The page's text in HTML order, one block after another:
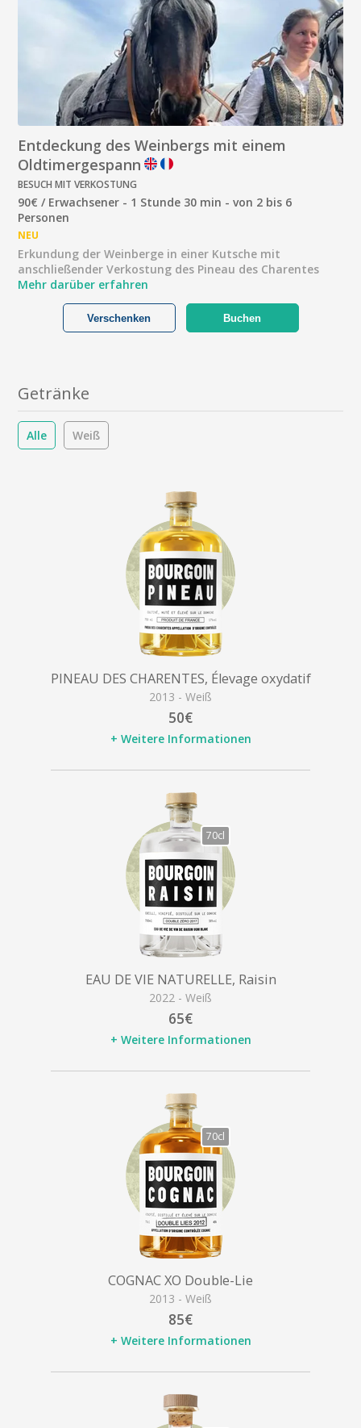
Entdeckung des Weinbergs mit einem
Oldtimergespann
BESUCH MIT VERKOSTUNG
90€ / Erwachsener - 1 Stunde 30 min - von 2 bis 6
Personen
NEU
Erkundung der Weinberge in einer Kutsche mit
anschließender Verkostung des Pineau des Charentes
Mehr darüber erfahren
Buchen
Verschenken
Getränke
Alle Weiß
PINEAU DES CHARENTES, Élevage oxydatif
2013 - Weiß
50€
+ Weitere Informationen
70cl
EAU DE VIE NATURELLE, Raisin
2022 - Weiß
65€
+ Weitere Informationen
70cl
COGNAC XO Double-Lie
2013 - Weiß
85€
+ Weitere Informationen